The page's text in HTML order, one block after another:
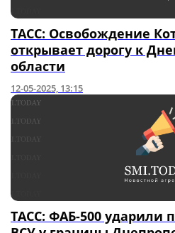
ТАСС: Освобождение
открывает дорогу к
области
12-05-2025, 13:15
ТАСС: ФАБ-500 ударили